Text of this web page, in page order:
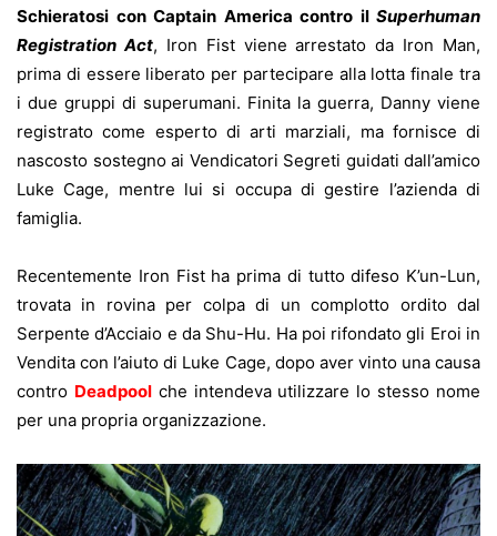
Schieratosi con Captain America contro il Superhuman
Registration Act, Iron Fist viene arrestato da Iron Man,
prima di essere liberato per partecipare alla lotta finale tra
i due gruppi di superumani. Finita la guerra, Danny viene
registrato come esperto di arti marziali, ma fornisce di
nascosto sostegno ai Vendicatori Segreti guidati dall’amico
Luke Cage, mentre lui si occupa di gestire l’azienda di
famiglia.
Recentemente Iron Fist ha prima di tutto difeso K’un-Lun,
trovata in rovina per colpa di un complotto ordito dal
Serpente d’Acciaio e da Shu-Hu. Ha poi rifondato gli Eroi in
Vendita con l’aiuto di Luke Cage, dopo aver vinto una causa
contro Deadpoolche intendeva utilizzare lo stesso nome
per una propria organizzazione.